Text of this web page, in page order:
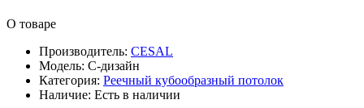
О товаре
Производитель: CESAL
Модель: C-дизайн
Категория: Реечный кубообразный потолок
Наличие: Есть в наличии